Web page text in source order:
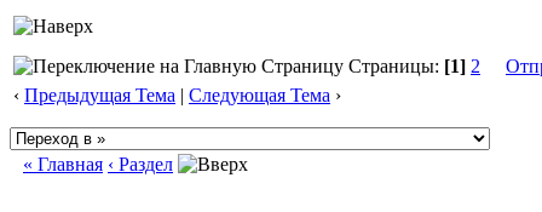
Страницы: [1] 2
‹ Предыдущая Тема | Следующая Тема ›
« Главная ‹ Раздел